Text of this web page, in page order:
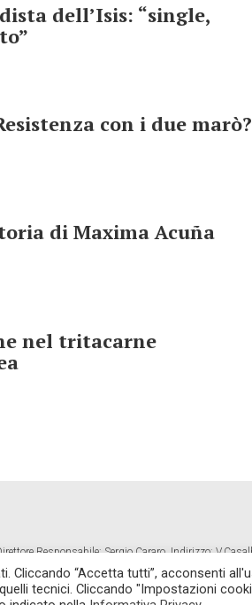
dell’Isis: “single,
con i due marò?
di Maxima Acuña
nel tritacarne
Responsabile: Sergio Cararo. Indirizzo:
LINK CONSIGLIATI PRIVACY
Cliccando “Accetta tutti”, acconsenti
tecnici. Cliccando "Impostazioni